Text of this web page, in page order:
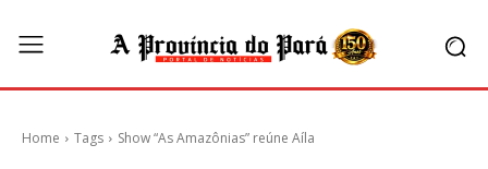
Home Tags Show “As Amazônias” reúne Aíla